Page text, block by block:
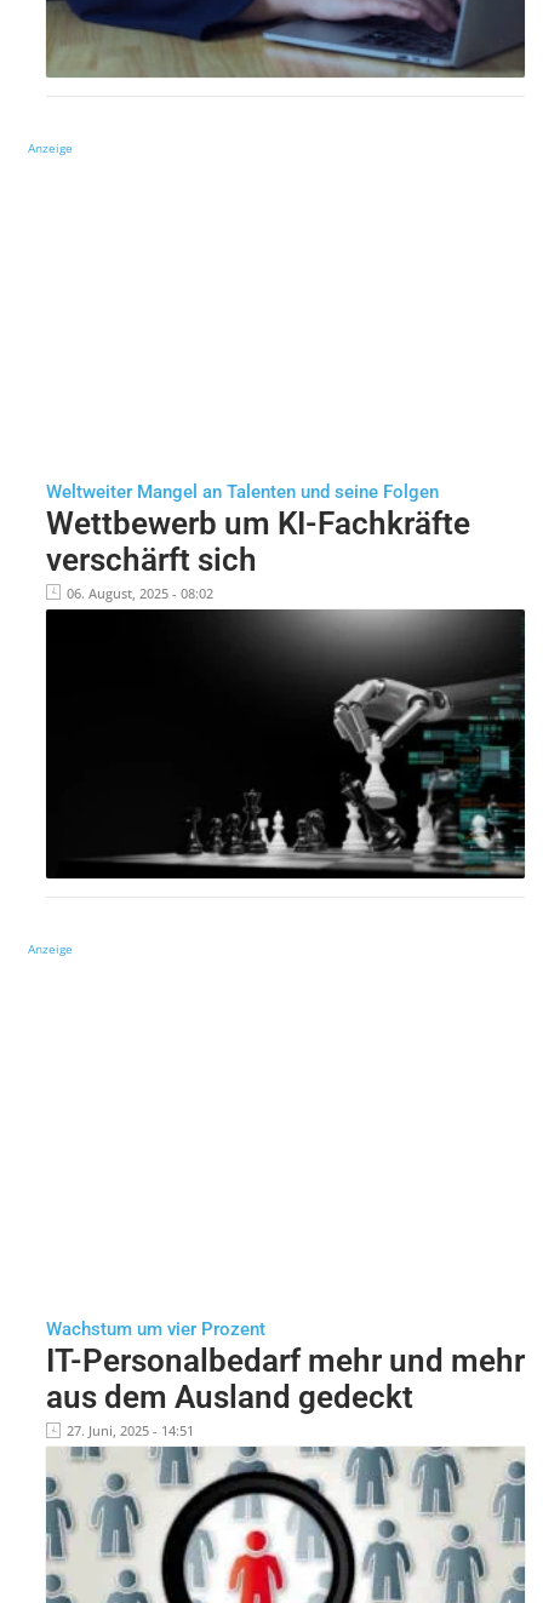
Anzeige
Weltweiter Mangel an Talenten und seine Folgen
Wettbewerb um KI-Fachkräfte
verschärft sich
06. August, 2025 - 08:02
Anzeige
Wachstum um vier Prozent
IT-Personalbedarf mehr und mehr
aus dem Ausland gedeckt
27. Juni, 2025 - 14:51